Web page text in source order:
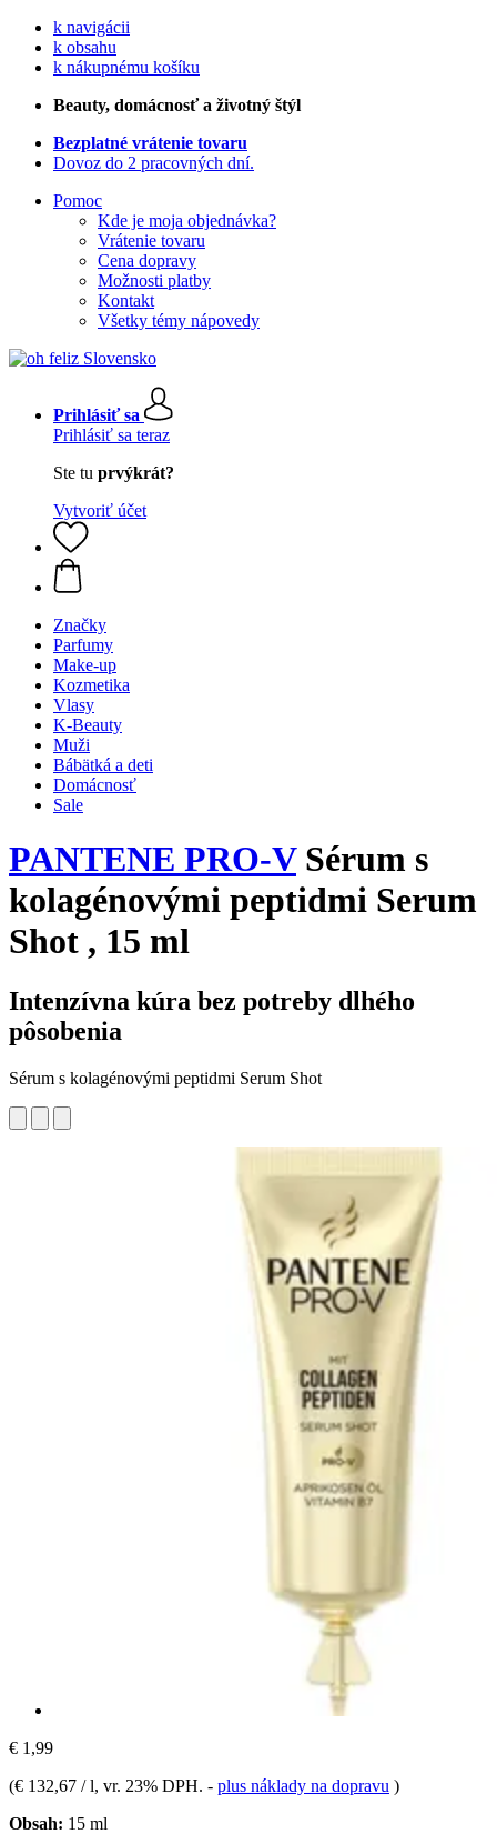
k navigácii
k obsahu
k nákupnému košíku
Beauty, domácnosť a životný štýl
Bezplatné vrátenie tovaru
Dovoz do 2 pracovných dní.
Pomoc
Kde je moja objednávka?
Vrátenie tovaru
Cena dopravy
Možnosti platby
Kontakt
Všetky témy nápovedy
Prihlásiť sa
Prihlásiť sa teraz
Ste tu prvýkrát?
Vytvoriť účet
Značky
Parfumy
Make-up
Kozmetika
Vlasy
K-Beauty
Muži
Bábätká a deti
Domácnosť
Sale
PANTENE PRO-VSérum s
kolagénovými peptidmi Serum
Shot , 15 ml
Intenzívna kúra bez potreby dlhého
pôsobenia
Sérum s kolagénovými peptidmi Serum Shot
€ 1,99
(€ 132,67 / l, vr. 23% DPH. - plus náklady na dopravu )
Obsah: 15 ml